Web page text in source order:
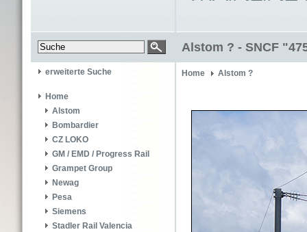
Alstom ? - SNCF
erweiterte Suche
Home
Alstom
Bombardier
CZ LOKO
GM / EMD / Progress Rail
Grampet Group
Newag
Pesa
Siemens
Stadler Rail Valencia
Home Alstom ?